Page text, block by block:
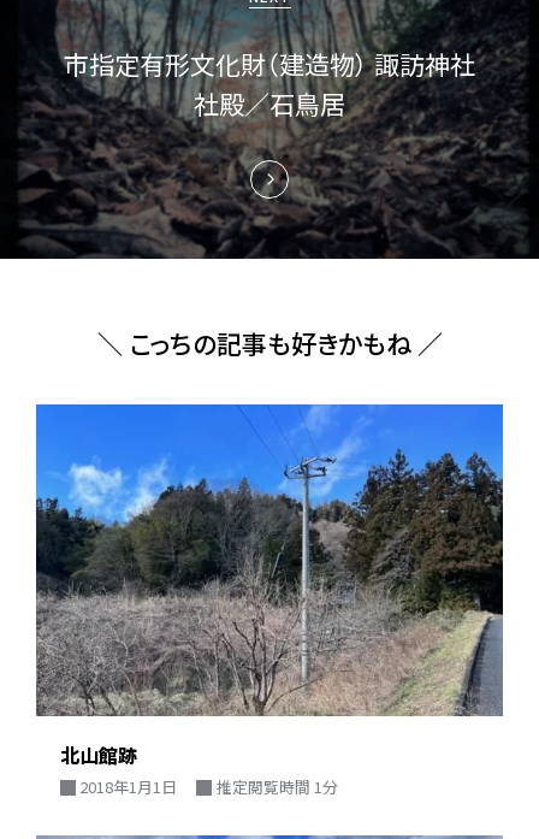
市指定有形文化財（建造物） 諏訪神社
社殿／石鳥居
＼ こっちの記事も好きかもね ／
北山館跡
2018年1月1日 推定閲覧時間 1分